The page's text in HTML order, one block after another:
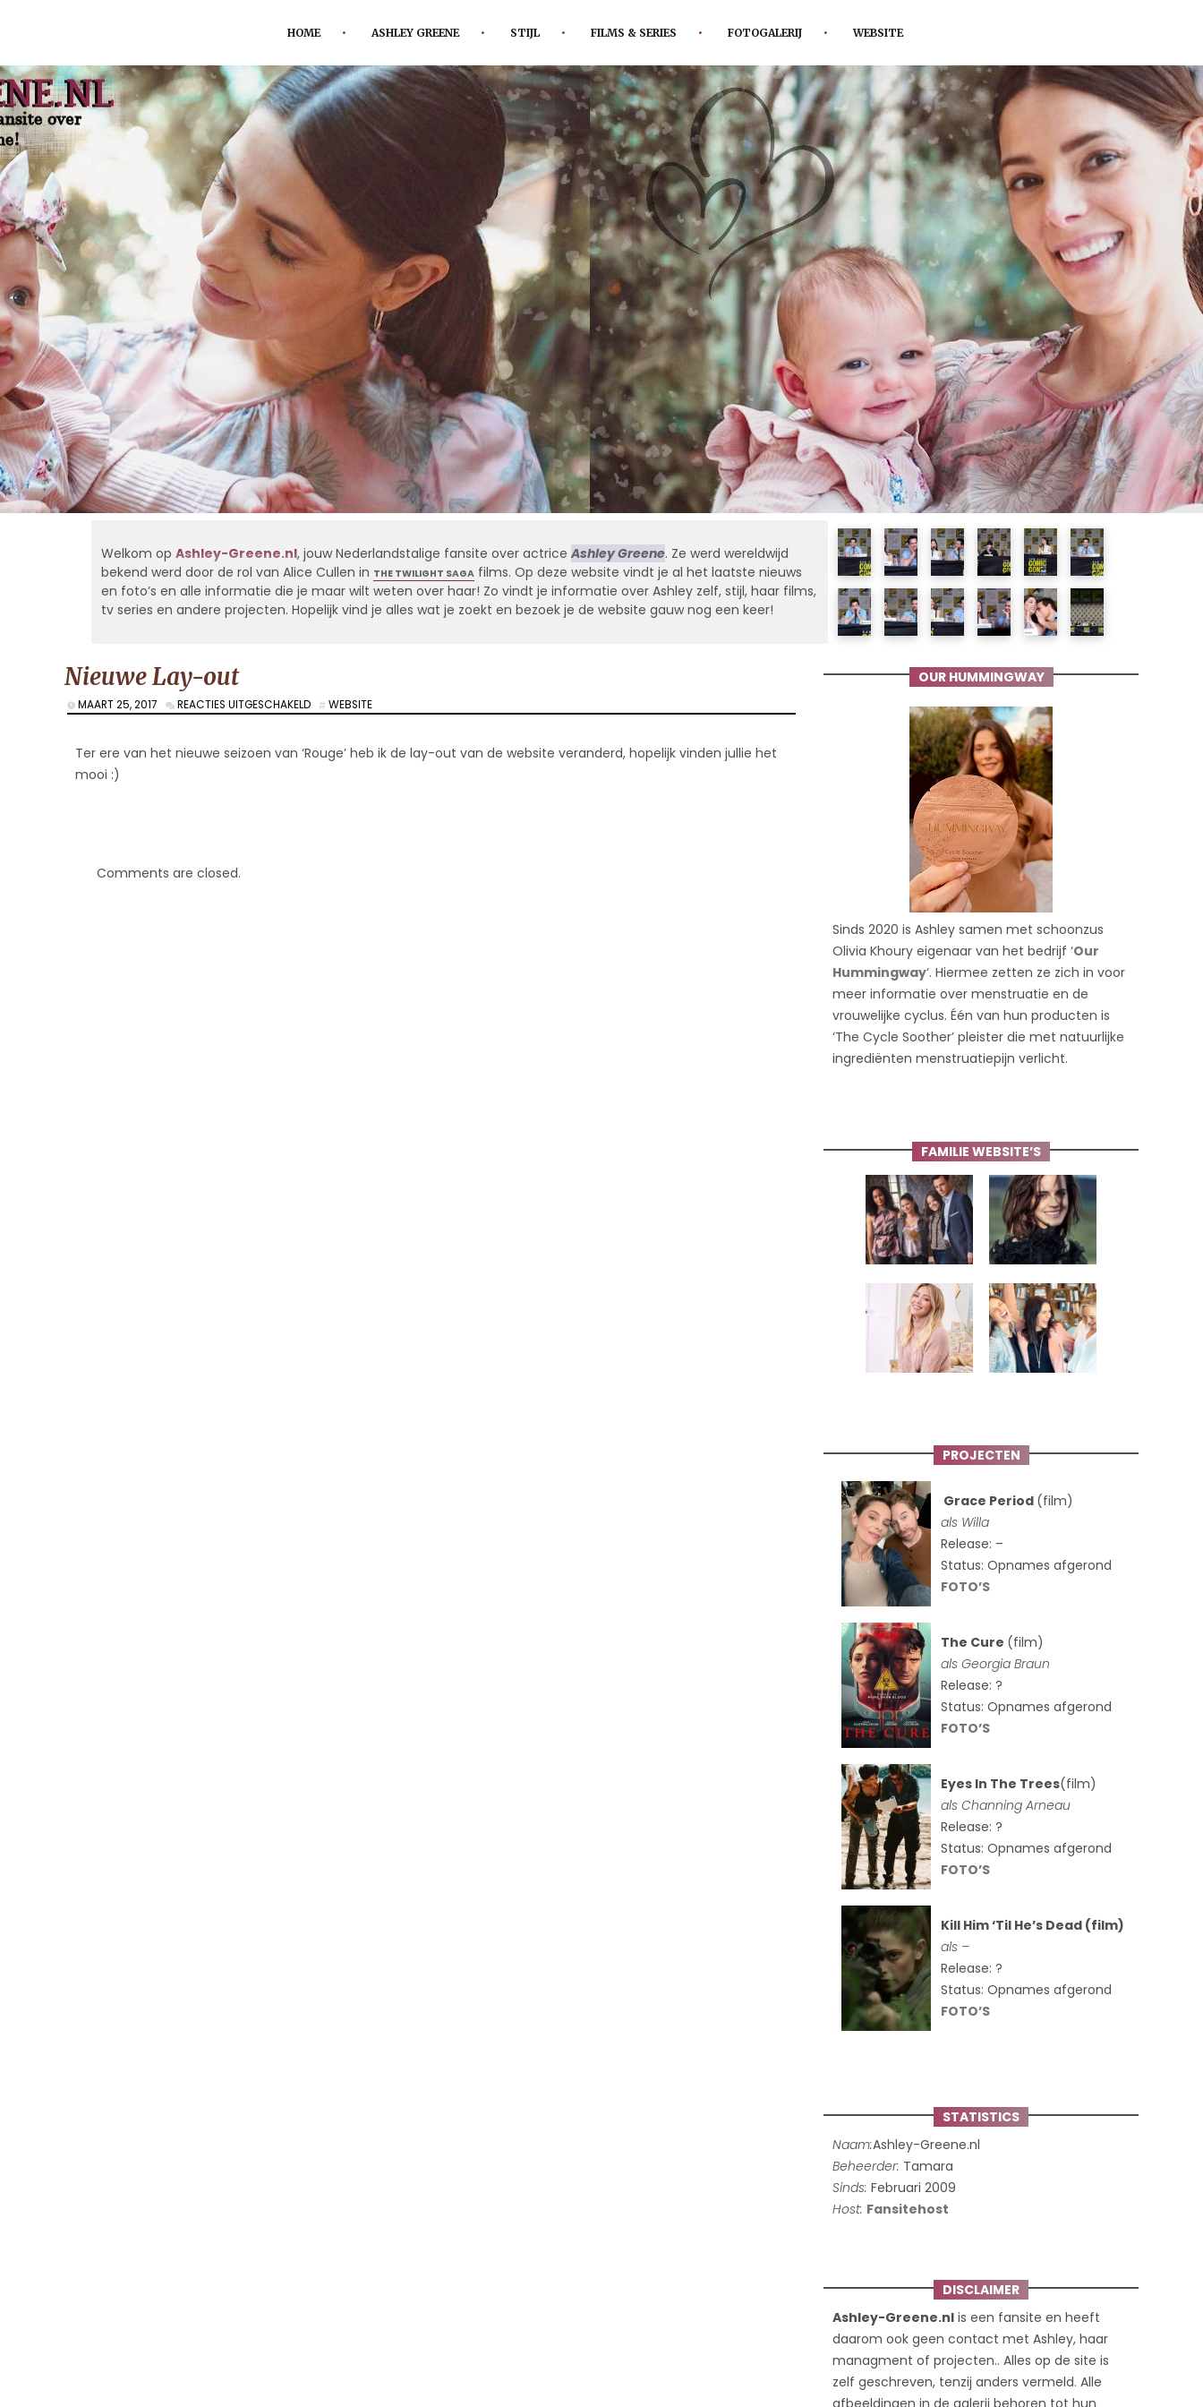
HOME ASHLEY GREENE STIJL FILMS & SERIES FOTOGALERIJ WEBSITE
Welkom op Ashley-Greene.nl, jouw Nederlandstalige fansite over actriceAshley Greene. Ze werd wereldwijd
bekend werd door de rol van Alice Cullen in THE TWILIGHT SAGAfilms. Op deze website vindt je al het laatste nieuws
en foto’s en alle informatie die je maar wilt weten over haar! Zo vindt je informatie over Ashley zelf, stijl, haar films,
tv series en andere projecten. Hopelijk vind je alles wat je zoekt en bezoek je de website gauw nog een keer!
OUR HUMMINGWAY
Sinds 2020 is Ashley samen met schoonzus
Olivia Khoury eigenaar van het bedrijf ‘Our
Hummingway‘. Hiermee zetten ze zich in voor
meer informatie over menstruatie en de
vrouwelijke cyclus. Één van hun producten is
‘The Cycle Soother’ pleister die met natuurlijke
ingrediënten menstruatiepijn verlicht.
FAMILIE WEBSITE’S
PROJECTEN
Grace Period (film)
als Willa
Release: –
Status: Opnames afgerond
FOTO’S
The Cure (film)
alsGeorgia Braun
Release: ?
Status: Opnames afgerond
FOTO’S
Eyes In The Trees(film)
als Channing Arneau
Release: ?
Status: Opnames afgerond
FOTO’S
Kill Him ‘Til He’s Dead (film)
als –
Release: ?
Status: Opnames afgerond
FOTO’S
STATISTICS
Naam:Ashley-Greene.nl
Beheerder: Tamara
Sinds: Februari 2009
Host: Fansitehost
DISCLAIMER
Ashley-Greene.nl is een fansite en heeft
daarom ook geen contact met Ashley, haar
managment of projecten.. Alles op de site is
zelf geschreven, tenzij anders vermeld. Alle
afbeeldingen in de galerij behoren tot hun
Nieuwe Lay-out
MAART 25, 2017 REACTIES UITGESCHAKELDVOOR
NIEUWE
OUT
WEBSITE
Ter ere van het nieuwe seizoen van ‘Rouge’ heb ik de lay-out van de website veranderd, hopelijk vinden jullie het
mooi :)
Comments are closed.